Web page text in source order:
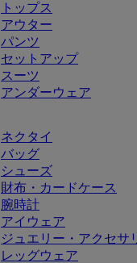
トップス
アウター
パンツ
セットアップ
スーツ
アンダーウェア
ネクタイ
バッグ
シューズ
財布・カードケース
腕時計
アイウェア
ジュエリー・アクセサ
レッグウェア